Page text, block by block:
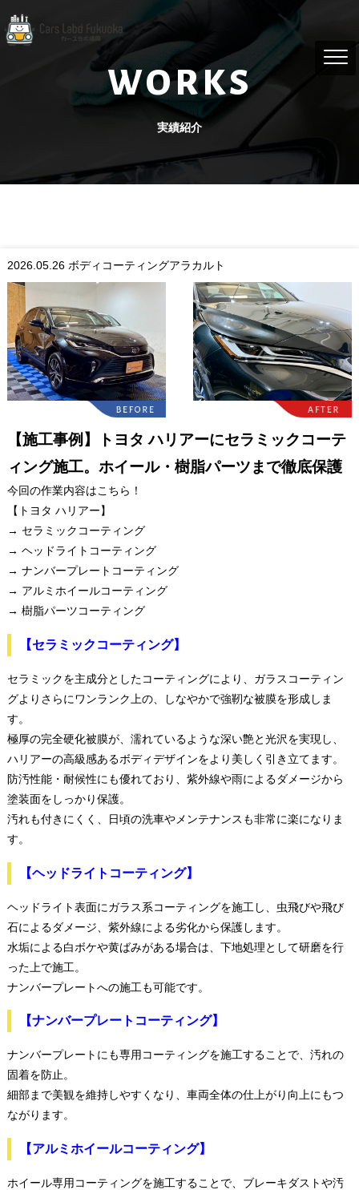
WORKS
実績紹介
2026.05.26 ボディコーティングアラカルト
【施工事例】トヨタ ハリアーにセラミックコーテ
ィング施工。ホイール・樹脂パーツまで徹底保護
今回の作業内容はこちら！
【トヨタ ハリアー】
→ セラミックコーティング
→ ヘッドライトコーティング
→ ナンバープレートコーティング
→ アルミホイールコーティング
→ 樹脂パーツコーティング
【セラミックコーティング】
セラミックを主成分としたコーティングにより、ガラスコーティン
グよりさらにワンランク上の、しなやかで強靭な被膜を形成しま
す。
極厚の完全硬化被膜が、濡れているような深い艶と光沢を実現し、
ハリアーの高級感あるボディデザインをより美しく引き立てます。
防汚性能・耐候性にも優れており、紫外線や雨によるダメージから
塗装面をしっかり保護。
汚れも付きにくく、日頃の洗車やメンテナンスも非常に楽になりま
す。
【ヘッドライトコーティング】
ヘッドライト表面にガラス系コーティングを施工し、虫飛びや飛び
石によるダメージ、紫外線による劣化から保護します。
水垢による白ボケや黄ばみがある場合は、下地処理として研磨を行
った上で施工。
ナンバープレートへの施工も可能です。
【ナンバープレートコーティング】
ナンバープレートにも専用コーティングを施工することで、汚れの
固着を防止。
細部まで美観を維持しやすくなり、車両全体の仕上がり向上にもつ
ながります。
【アルミホイールコーティング】
ホイール専用コーティングを施工することで、ブレーキダストや汚